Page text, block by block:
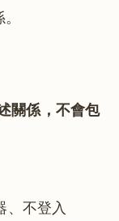
關係，不會包
、不登入